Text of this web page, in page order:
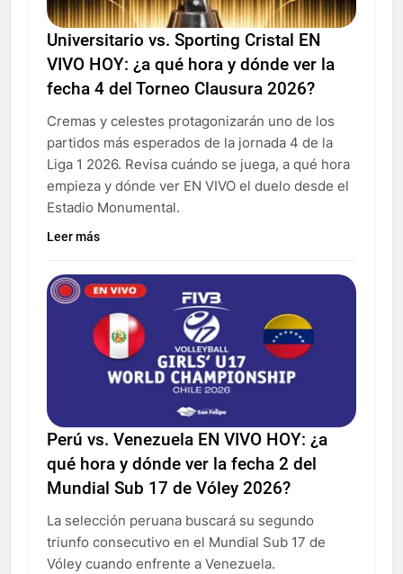
Universitario vs. Sporting Cristal EN
VIVO HOY: ¿a qué hora y dónde ver la
fecha 4 del Torneo Clausura 2026?
Cremas y celestes protagonizarán uno de los
partidos más esperados de la jornada 4 de la
Liga 1 2026. Revisa cuándo se juega, a qué hora
empieza y dónde ver EN VIVO el duelo desde el
Estadio Monumental.
Leer más
Perú vs. Venezuela EN VIVO HOY: ¿a
qué hora y dónde ver la fecha 2 del
Mundial Sub 17 de Vóley 2026?
La selección peruana buscará su segundo
triunfo consecutivo en el Mundial Sub 17 de
Vóley cuando enfrente a Venezuela.